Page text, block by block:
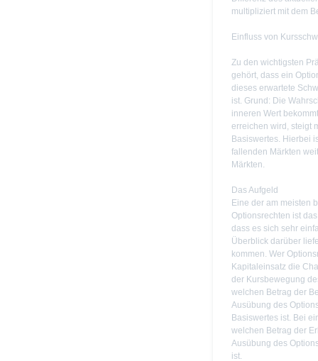
multipliziert mit dem
Einfluss von
Zu den wichtigsten
gehört, dass ein
dieses erwartete
ist. Grund: Die
inneren Wert
erreichen wird, steigt
Basiswertes. Hierbei
fallenden Märkten
Märkten.
Das Aufgeld
Eine der am meisten
Optionsrechten ist
dass es sich sehr
Überblick darüber
kommen. Wer
Kapitaleinsatz die
der Kursbewegung
welchen Betrag der
Ausübung des
Basiswertes ist. Bei
welchen Betrag der
Ausübung des
ist.